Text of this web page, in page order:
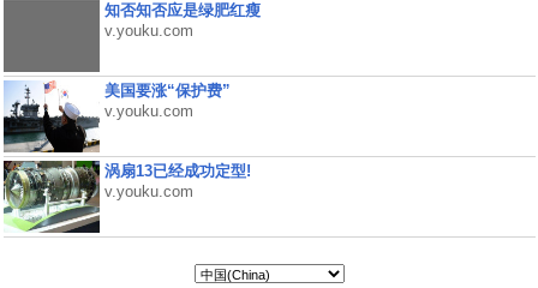
知否知否应是绿肥红瘦
v.youku.com
美国要涨“保护费”
v.youku.com
涡扇13已经成功定型!
v.youku.com